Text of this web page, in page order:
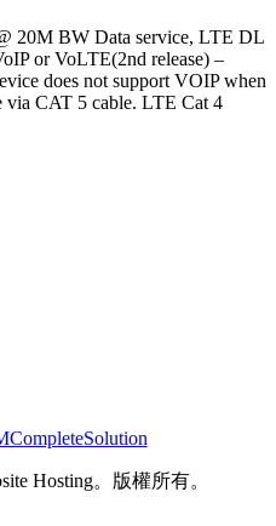
20M BW Data service, LTE DL
or VoLTE(2nd release) –
does not support VOIP when
via CAT 5 cable. LTE Cat 4
Hosting。版權所有。